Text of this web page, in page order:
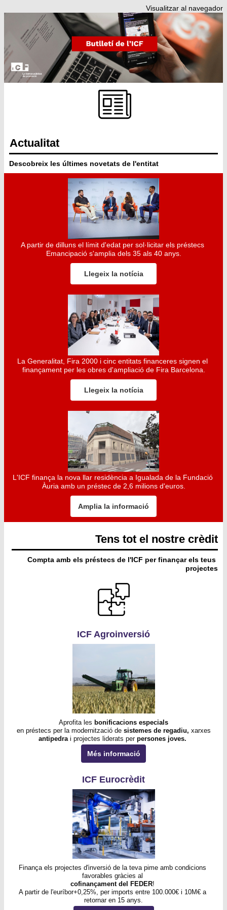
Visualitzar al navegador
Actualitat
Descobreix les últimes novetats de l'entitat
A partir de dilluns el límit d'edat per sol·licitar els préstecs
Emancipació s'amplia dels 35 als 40 anys.
Llegeix la notícia
La Generalitat, Fira 2000 i cinc entitats financeres signen el
finançament per les obres d'ampliació de Fira Barcelona.
Llegeix la notícia
L'ICF finança la nova llar residència a Igualada de la Fundació
Àuria amb un préstec de 2,6 milions d'euros.
Amplia la informació
Tens tot el nostre crèdit
Compta amb els préstecs de l'ICF per finançar els teus
projectes
ICF Agroinversió
Aprofita les bonificacions especials
en préstecs per la modernització de sistemes de regadiu, xarxes
antipedra i projectes liderats per persones joves.
Més informació
ICF Eurocrèdit
Finança els projectes d'inversió de la teva pime amb condicions
favorables gràcies al
cofinançament del FEDER!
A partir de l'euríbor+0,25%, per imports entre 100.000€ i 10M€ a
retornar en 15 anys.